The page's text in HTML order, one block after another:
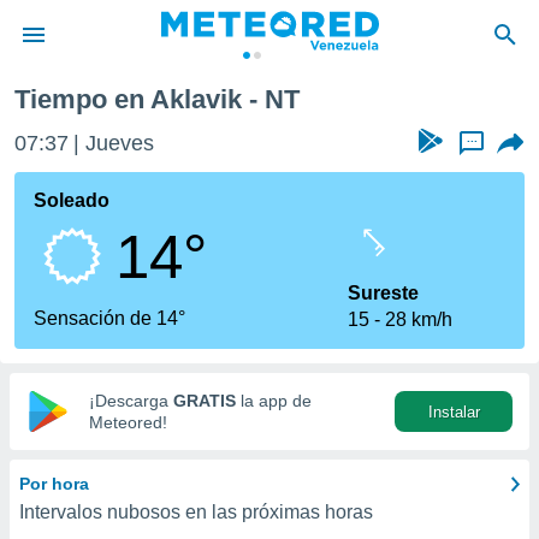
de
ha
calidad.
a este
las
y
digital
basada
Tiempo en Aklavik - NT
07:37 Jueves ...
Soleado
14°
Sensación de 14°
Sureste
15
28 km/h
¡Descarga GRATIS la app de
Meteored!
Instalar
Por hora
Intervalos nubosos en las próximas horas